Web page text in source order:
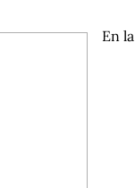
En la